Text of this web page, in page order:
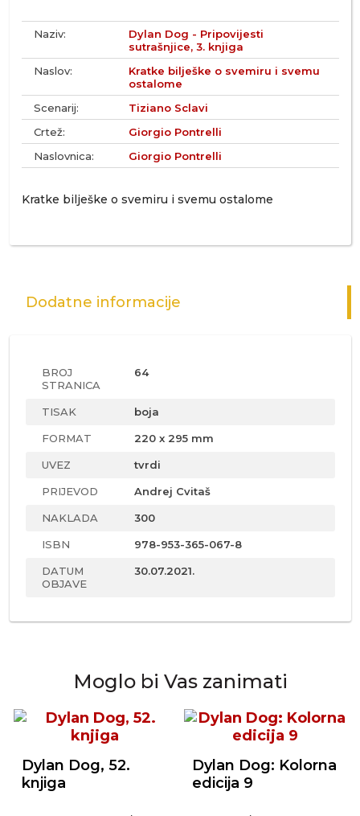
Naziv:
Dylan Dog - Pripovijesti
sutrašnjice, 3. knjiga
Naslov:
Kratke bilješke o svemiru i svemu
ostalome
Scenarij:
Tiziano Sclavi
Crtež:
Giorgio Pontrelli
Naslovnica:
Giorgio Pontrelli
Kratke bilješke o svemiru i svemu ostalome
Dodatne informacije
BROJ
STRANICA
64
TISAK boja
FORMAT 220 x 295 mm
UVEZ tvrdi
PRIJEVOD Andrej Cvitaš
NAKLADA 300
ISBN 978-953-365-067-8
DATUM
OBJAVE
30.07.2021.
Moglo bi Vas zanimati
Dylan Dog, 52.
knjiga
Dylan Dog: Kolorna
edicija 9